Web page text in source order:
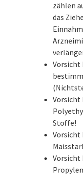
zählen
das
Vorsicht
Vorsicht
Stoffe!
Vorsicht
Vorsicht